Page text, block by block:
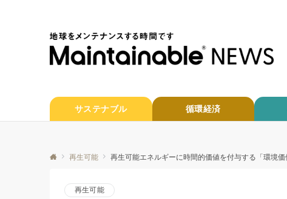
サステナブル 循環経済
再生可能 再生可能エネルギーに時間的価値を付与する「環境
再生可能